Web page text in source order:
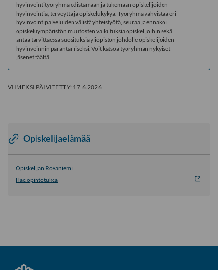
hyvinvointityöryhmä edistämään ja tukemaan opiskelijoiden
hyvinvointia, terveyttä ja opiskelukykyä. Työryhmä vahvistaa eri
hyvinvointipalveluiden välistä yhteistyötä, seuraa ja ennakoi
opiskeluympäristön muutosten vaikutuksia opiskelijoihin sekä
antaa tarvittaessa suosituksia yliopiston johdolle opiskelijoiden
hyvinvoinnin parantamiseksi. Voit katsoa työryhmän nykyiset
jäsenet täältä.
VIIMEKSI PÄIVITETTY: 17.6.2026
Opiskelijaelämää
Opiskelijan Rovaniemi
Hae opintotukea